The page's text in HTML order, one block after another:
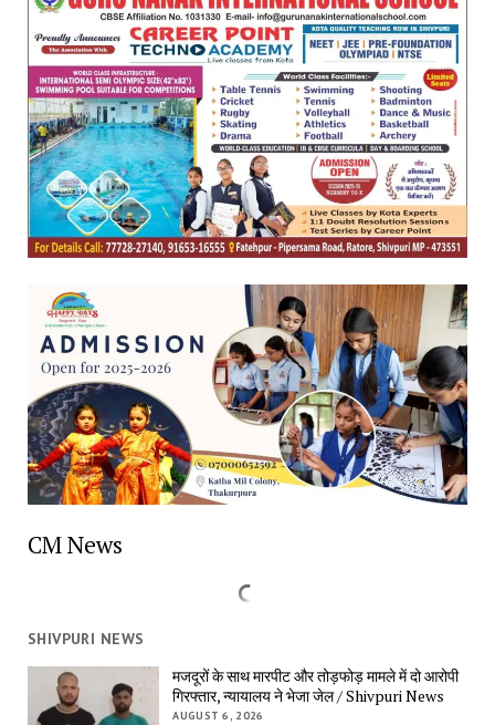
CM News
SHIVPURI NEWS
मजदूरों के साथ मारपीट और तोड़फोड़ मामले में दो आरोपी
गिरफ्तार, न्यायालय ने भेजा जेल / Shivpuri News
AUGUST 6, 2026